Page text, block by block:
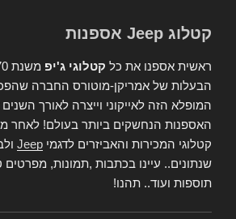
קטלוג Jeep אספנות
ראשית אספנו את כל קטלוגי ג'יפ
הבעלות של אמריקן-מוטורס החברה
המופלא הזה לאייקוני וייצרה לאורך השנים
האספנות הנחשקים ביותר בעולם! לאחר
קטלוגי המכירות והאביזרים לדגמי Jeep
שנתונים.. עיינו בכתבות ,תמונות, מפרטים
תוספות ועוד.. תהנו!